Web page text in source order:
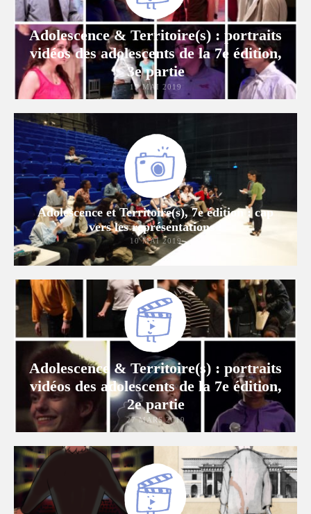
Adolescence & Territoire(s) : portraits
vidéos des adolescents de la 7e édition,
3e partie
13 MAI 2019
Adolescence et Territoire(s), 7e édition : cap
vers les représentations !
10 MAI 2019
Adolescence & Territoire(s) : portraits
vidéos des adolescents de la 7e édition,
2e partie
27 MARS 2019